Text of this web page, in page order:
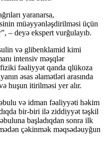
yaranarsa,
müəyyənləşdirilməsi üçün
– deyə ekspert vurğulayıb.
və glibenklamid kimi
intensiv məşqlər
fəaliyyət qanda qlükoza
əsas əlamətləri arasında
huşun itirilməsi yer alır.
və idman fəaliyyəti həkim
bir-biri ilə ziddiyyət təşkil
başladıqdan sonra ilk
çəkinmək məqsədəuyğun